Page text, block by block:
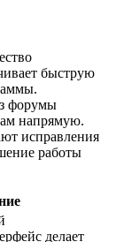
быструю
форумы
напрямую.
исправления
работы
делает